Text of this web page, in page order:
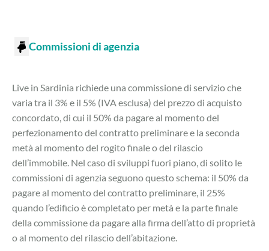
Commissioni di agenzia
Live in Sardinia richiede una commissione di servizio che
varia tra il 3% e il 5% (IVA esclusa) del prezzo di acquisto
concordato, di cui il 50% da pagare al momento del
perfezionamento del contratto preliminare e la seconda
metà al momento del rogito finale o del rilascio
dell’immobile. Nel caso di sviluppi fuori piano, di solito le
commissioni di agenzia seguono questo schema: il 50% da
pagare al momento del contratto preliminare, il 25%
quando l’edificio è completato per metà e la parte finale
della commissione da pagare alla firma dell’atto di proprietà
o al momento del rilascio dell’abitazione.